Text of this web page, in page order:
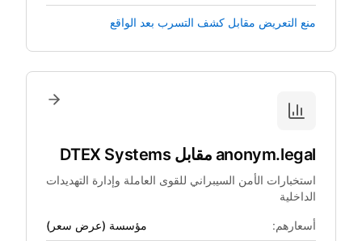
منع التعريض مقابل كشف التسرب بعد الواقع
anonym.legal مقابل DTEX Systems
استخبارات الأمن السيبراني للقوى العاملة وإدارة التهديدات
الداخلية
أسعارهم: مؤسسة (عرض سعر)